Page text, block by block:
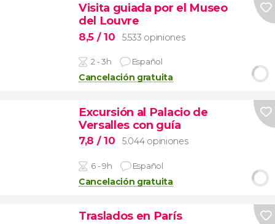
Visita guiada por el Museo
del Louvre
8,5 / 10 5.533 opiniones
2 - 3h Español
Cancelación gratuita
Excursión al Palacio de
Versalles con guía
7,8 / 10 5.044 opiniones
6 - 9h Español
Cancelación gratuita
Traslados en París